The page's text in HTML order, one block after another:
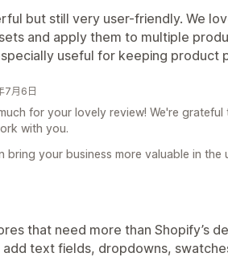
but still very user-friendly. We
and apply them to multiple
useful for keeping product
7月6日
for your lovely review! We're grateful
with you.
bring your business more valuable in the
that need more than Shopify’s
text fields, dropdowns,